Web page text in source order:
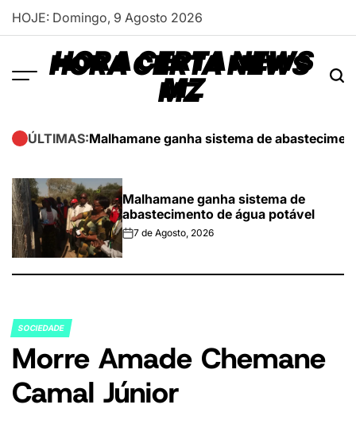
Skip
HOJE: Domingo, 9 Agosto 2026
HORA CERTA NEWS
MZ
ÚLTIMAS:Malhamane ganha sistema de
Malhamane ganha sistema de
abastecimento de água potável
on7 de Agosto, 2026
POSTED
IN
SOCIEDADE
Morre Amade Chemane
Camal Júnior